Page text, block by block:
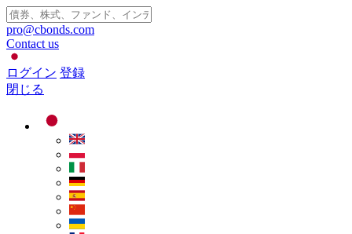
pro@cbonds.com
Contact us
ログイン 登録
閉じる